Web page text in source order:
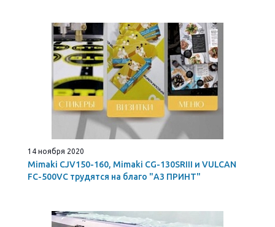
14 ноября 2020
Mimaki CJV150-160, Mimaki CG-130SRIII и VULCAN
FC-500VC трудятся на благо "А3 ПРИНТ"